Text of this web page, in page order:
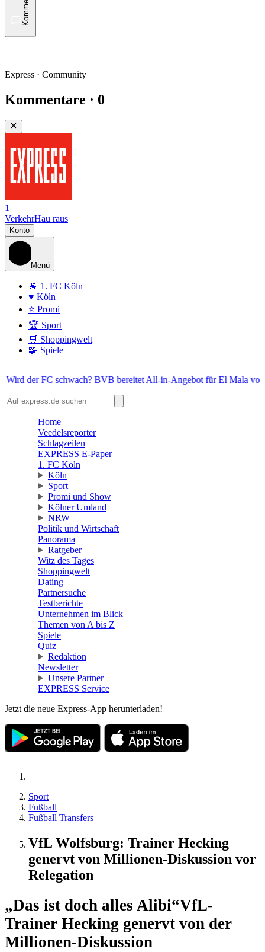
Express · Community
Kommentare · 0
1
VerkehrHau raus
Konto
Menü
🐐 1. FC Köln
♥️ Köln
⭐ Promi
🏆 Sport
🛒 Shoppingwelt
🧩 Spiele
BVB bereitet All-in-Angebot für El Mala vor+++
Home
Veedelsreporter
Schlagzeilen
EXPRESS E-Paper
1. FC Köln
Köln
Sport
Promi und Show
Kölner Umland
NRW
Politik und Wirtschaft
Panorama
Ratgeber
Witz des Tages
Shoppingwelt
Dating
Partnersuche
Testberichte
Unternehmen im Blick
Themen von A bis Z
Spiele
Quiz
Redaktion
Newsletter
Unsere Partner
EXPRESS Service
Jetzt die neue Express-App herunterladen!
Sport
Fußball
Fußball Transfers
VfL Wolfsburg: Trainer Hecking
genervt von Millionen-Diskussion vor
Relegation
„Das ist doch alles Alibi“VfL-
Trainer Hecking genervt von der
Millionen-Diskussion